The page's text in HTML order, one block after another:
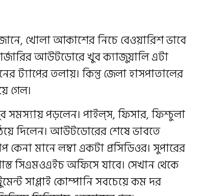
খোলা আকাশের নিচে বেওয়ারিশ ভাবে
আউটডোরে খুব ক্যাজুয়ালি এটা
ট্যাপের তলায়। কিন্তু জেলা হাসপাতালের
গেল।
সমস্যায় পড়লেন। পাইল্স, ফিসার, ফিশ্চুলা
দিলেন। আউটডোরের শেষে ভাবতে
মানে লম্বা একটা প্রসিডিওর। সুপারের
সিএমওএইচ অফিসে যাবে। সেখান থেকে
সাপ্লাই কোম্পানি সবচেয়ে কম দর